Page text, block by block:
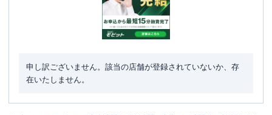
申し訳ございません。該当の店舗が登録されていないか、存
在いたしません。